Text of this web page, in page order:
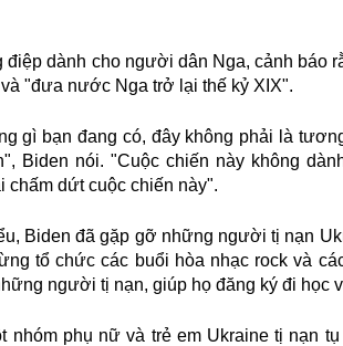
điệp dành cho người dân Nga, cảnh báo
"đưa nước Nga trở lại thế kỷ XIX".
gì bạn đang có, đây không phải là
Biden nói. "Cuộc chiến này không
chấm dứt cuộc chiến này".
Biden đã gặp gỡ những người tị nạn
tổ chức các buổi hòa nhạc rock và
người tị nạn, giúp họ đăng ký đi học
nhóm phụ nữ và trẻ em Ukraine tị nạn